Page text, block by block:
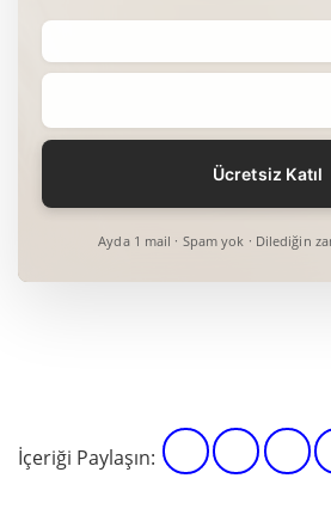
Ayda 1 mail · Spam yok · Dilediğin
İçeriği Paylaşın: